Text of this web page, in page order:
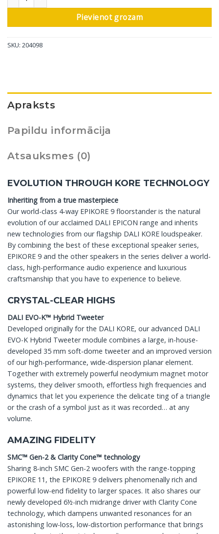
Pievienot grozam
SKU: 204098
Apraksts
Papildu informācija
Atsauksmes (0)
EVOLUTION THROUGH KORE TECHNOLOGY
Inheriting from a true masterpiece
Our world-class 4-way EPIKORE 9 floorstander is the natural
evolution of our acclaimed DALI EPICON range and inherits
new technologies from our flagship DALI KORE loudspeaker.
By combining the best of these exceptional speaker series,
EPIKORE 9 and the other speakers in the series deliver a world-
class, high-performance audio experience and luxurious
craftsmanship that you have to experience to believe.
CRYSTAL-CLEAR HIGHS
DALI EVO-K™ Hybrid Tweeter
Developed originally for the DALI KORE, our advanced DALI
EVO-K Hybrid Tweeter module combines a large, in-house-
developed 35 mm soft-dome tweeter and an improved version
of our high-performance, wide-dispersion planar element.
Together with extremely powerful neodymium magnet motor
systems, they deliver smooth, effortless high frequencies and
dynamics that let you experience the delicate ting of a triangle
or the crash of a symbol just as it was recorded… at any
volume.
AMAZING FIDELITY
SMC™ Gen-2 & Clarity Cone™ technology
Sharing 8-inch SMC Gen-2 woofers with the range-topping
EPIKORE 11, the EPIKORE 9 delivers phenomenally rich and
powerful low-end fidelity to larger spaces. It also shares our
newly developed 6½-inch midrange driver with Clarity Cone
technology, which dampens unwanted resonances for an
astonishing low-loss, low-distortion performance that brings